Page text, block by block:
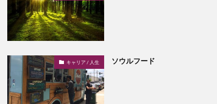
キャリア / 人生 ソウルフード